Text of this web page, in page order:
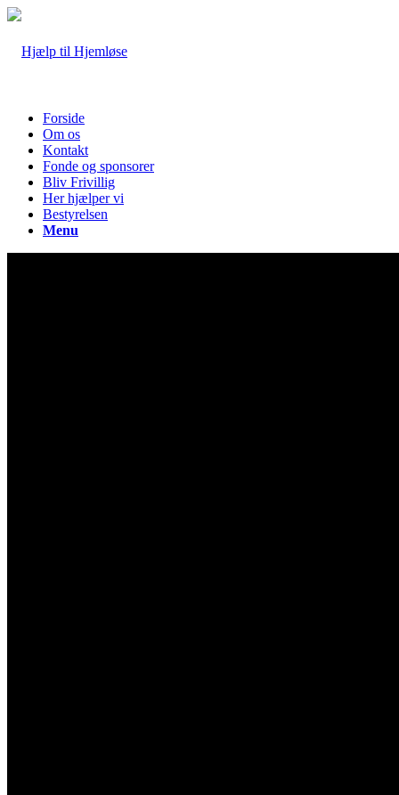
Forside
Om os
Kontakt
Fonde og sponsorer
Bliv Frivillig
Her hjælper vi
Bestyrelsen
Menu